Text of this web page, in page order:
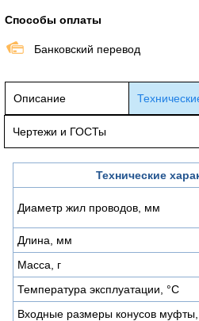
Способы оплаты
Банковский перевод
Описание
Чертежи и ГОСТы
Технические
Диаметр жил проводов, мм
Длина, мм
Масса, г
Температура эксплуатации, °C
Входные размеры конусов